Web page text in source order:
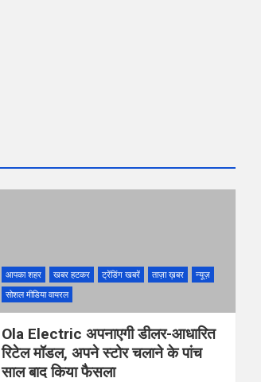
आपका शहर खबर हटकर ट्रेंडिंग खबरें ताज़ा ख़बर
न्यूज़
सोशल मीडिया वायरल
Ola Electric अपनाएगी डीलर-आधारित
रिटेल मॉडल, अपने स्टोर चलाने के पांच
साल बाद किया फैसला